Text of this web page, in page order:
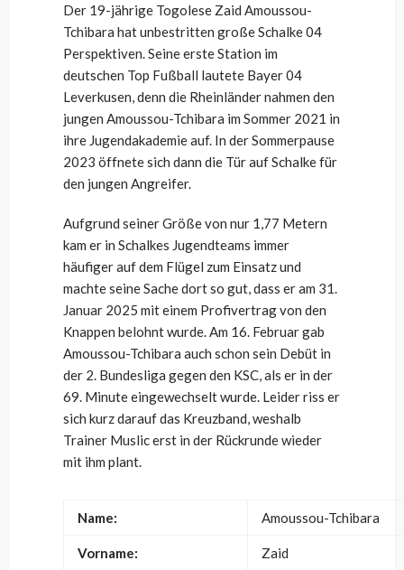
Der 19-jährige Togolese Zaid Amoussou-
Tchibara hat unbestritten große Schalke 04
Perspektiven. Seine erste Station im
deutschen Top Fußball lautete Bayer 04
Leverkusen, denn die Rheinländer nahmen den
jungen Amoussou-Tchibara im Sommer 2021 in
ihre Jugendakademie auf. In der Sommerpause
2023 öffnete sich dann die Tür auf Schalke für
den jungen Angreifer.
Aufgrund seiner Größe von nur 1,77 Metern
kam er in Schalkes Jugendteams immer
häufiger auf dem Flügel zum Einsatz und
machte seine Sache dort so gut, dass er am 31.
Januar 2025 mit einem Profivertrag von den
Knappen belohnt wurde. Am 16. Februar gab
Amoussou-Tchibara auch schon sein Debüt in
der 2. Bundesliga gegen den KSC, als er in der
69. Minute eingewechselt wurde. Leider riss er
sich kurz darauf das Kreuzband, weshalb
Trainer Muslic erst in der Rückrunde wieder
mit ihm plant.
Name: Amoussou-Tchibara
Vorname: Zaid